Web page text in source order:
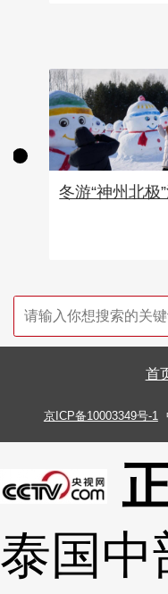
冬游“神州北极
首
京ICP备10003349号-1
泰国中